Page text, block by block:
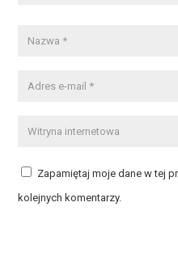
Zapamiętaj moje dane w tej
kolejnych komentarzy.